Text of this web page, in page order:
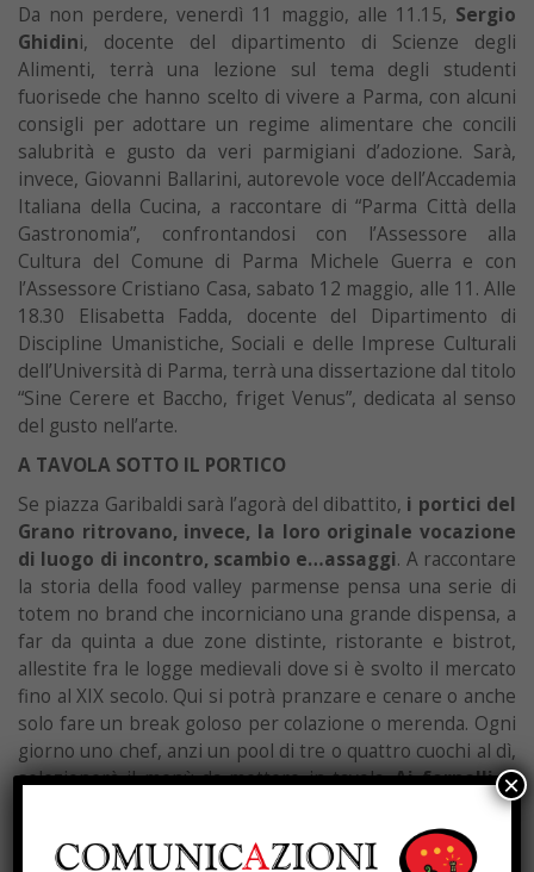
Da non perdere, venerdì 11 maggio, alle 11.15, Sergio
Ghidini, docente del dipartimento di Scienze degli
Alimenti, terrà una lezione sul tema degli studenti
fuorisede che hanno scelto di vivere a Parma, con alcuni
consigli per adottare un regime alimentare che concili
salubrità e gusto da veri parmigiani d’adozione. Sarà,
invece, Giovanni Ballarini, autorevole voce dell’Accademia
Italiana della Cucina, a raccontare di “Parma Città della
Gastronomia”, confrontandosi con l’Assessore alla
Cultura del Comune di Parma Michele Guerra e con
l’Assessore Cristiano Casa, sabato 12 maggio, alle 11. Alle
18.30 Elisabetta Fadda, docente del Dipartimento di
Discipline Umanistiche, Sociali e delle Imprese Culturali
dell’Università di Parma, terrà una dissertazione dal titolo
“Sine Cerere et Baccho, friget Venus”, dedicata al senso
del gusto nell’arte.
A TAVOLA SOTTO IL PORTICO
Se piazza Garibaldi sarà l’agorà del dibattito, i portici del
Grano ritrovano, invece, la loro originale vocazione
di luogo di incontro, scambio e…assaggi. A raccontare
la storia della food valley parmense pensa una serie di
totem no brand che incorniciano una grande dispensa, a
far da quinta a due zone distinte, ristorante e bistrot,
allestite fra le logge medievali dove si è svolto il mercato
fino al XIX secolo. Qui si potrà pranzare e cenare o anche
solo fare un break goloso per colazione o merenda. Ogni
giorno uno chef, anzi un pool di tre o quattro cuochi al dì,
selezionerà il menù da mettere in tavola.Ai fornelli si
alterneranno 27 chef del consorzio Parma Quality
×